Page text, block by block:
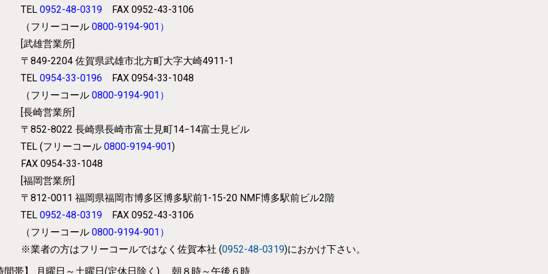
TEL0952-48-0319
FAX 0952-43-3106
（フリーコール0800-9194-901 ）
[武雄営業所]
〒849-2204佐賀県武雄市北方町大字大崎4911-1
TEL0954-33-0196
FAX 0954-33-1048
（フリーコール0800-9194-901 ）
[長崎営業所]
〒852-8022長崎県長崎市富士見町14−14富士見ビル
TEL (フリーコール0800-9194-901)
FAX 0954-33-1048
[福岡営業所]
〒812-0011福岡県福岡市博多区博多駅前1-15-20 NMF博多駅前ビル2階
TEL0952-48-0319
FAX 0952-43-3106
（フリーコール0800-9194-901 ）
※業者の方はフリーコールではなく佐賀本社 (0952-48-0319)におかけ下さい。
帯】
月曜日～土曜日(定休日除く) 朝８時～午後６時